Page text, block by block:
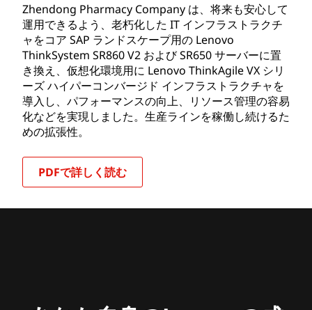
Zhendong Pharmacy Company は、将来も安心して
運用できるよう、老朽化した IT インフラストラクチ
ャをコア SAP ランドスケープ用の Lenovo
ThinkSystem SR860 V2 および SR650 サーバーに置
き換え、仮想化環境用に Lenovo ThinkAgile VX シリ
ーズ ハイパーコンバージド インフラストラクチャを
導入し、パフォーマンスの向上、リソース管理の容易
化などを実現しました。生産ラインを稼働し続けるた
めの拡張性。
PDFで詳しく読む